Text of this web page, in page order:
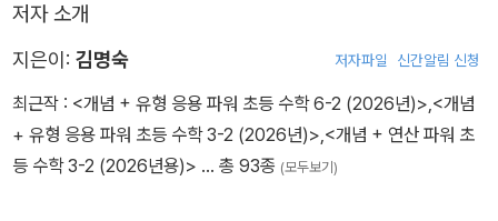
저자 소개
지은이: 김명숙 저자파일 신간알림 신청
최근작 : <개념 + 유형 응용 파워 초등 수학 6-2 (2026년)>,<개념
+ 유형 응용 파워 초등 수학 3-2 (2026년)>,<개념 + 연산 파워 초
등 수학 3-2 (2026년용)> … 총 93종 (모두보기)